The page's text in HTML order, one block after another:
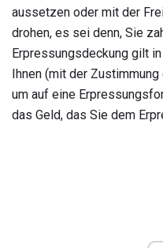
aussetzen oder mit der
drohen, es sei denn, Sie
Erpressungsdeckung gilt
Ihnen (mit der
um auf eine
das Geld, das Sie dem